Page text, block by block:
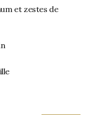
et zestes de